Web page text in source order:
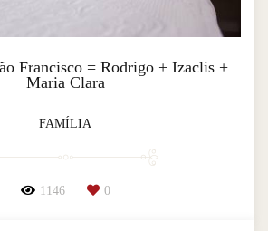
Francisco = Rodrigo + Izaclis +
Maria Clara
FAMÍLIA
1146 0